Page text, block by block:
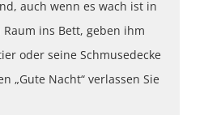
auch wenn es wach ist in
ins Bett, geben ihm
oder seine Schmusedecke
„Gute Nacht“ verlassen Sie